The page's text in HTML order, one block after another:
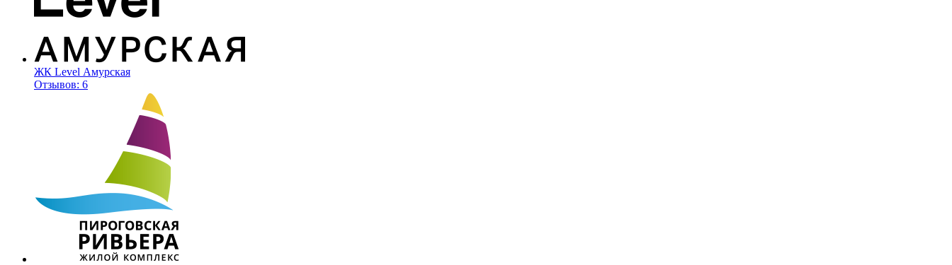
ЖК Level Амурская
Отзывов: 6